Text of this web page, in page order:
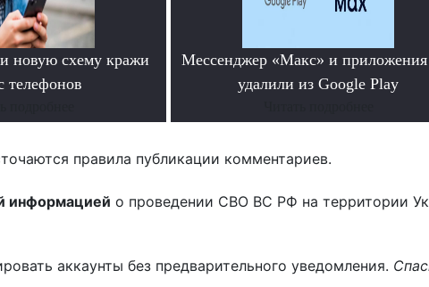
новую схему кражи
телефонов
Мессенджер «Макс» и
удалили из Google Play
правила публикации комментариев.
информацией о проведении СВО ВС РФ на территории
аккаунты без предварительного уведомления.